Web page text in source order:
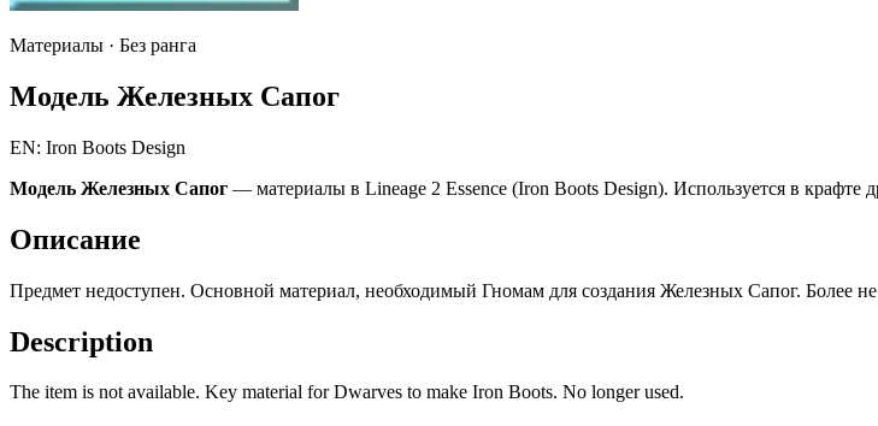
Материалы · Без ранга
Модель Железных Сапог
EN: Iron Boots Design
Модель Железных Сапог — материалы в Lineage 2 Essence (Iron Boots Design). Используется в крафте
Описание
Предмет недоступен. Основной материал, необходимый Гномам для создания Железных Сапог. Более не
Description
The item is not available. Key material for Dwarves to make Iron Boots. No longer used.